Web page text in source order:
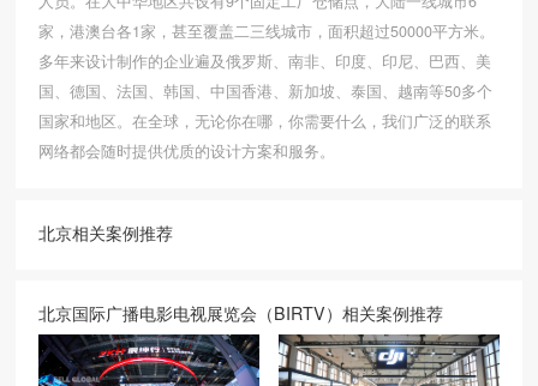
家，港澳台各1家，甚至覆盖二三线城市，面积超过50000平方米。
多年来设计制作的企业遍及俄罗斯、南非、印度、印尼、巴西、美
国、德国、法国、韩国、中国香港、新加坡、泰国、越南等50多个
国家和地区。在全球，无论你在哪，你需要什么，我们广泛的联系
网络都会随时提供优质的设计方案和服务。
北京相关案例推荐
北京国际广播电影电视展览会（BIRTV）相关案例推荐